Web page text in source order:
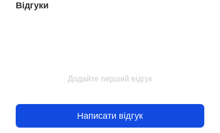
Відгуки
Додайте перший відгук
Написати відгук